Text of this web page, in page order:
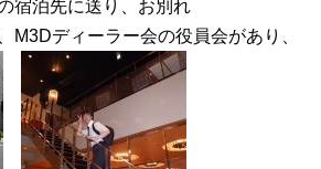
宿泊先に送り、お別れ
M3Dディーラー会の役員会があり、